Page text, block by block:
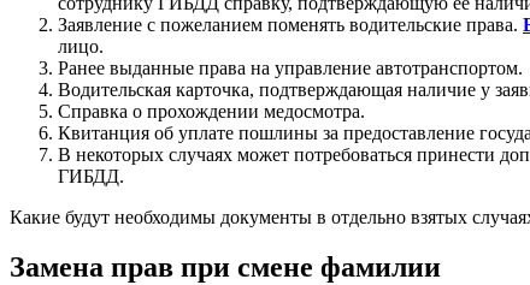
Заявление с пожеланием поменять водительские права.
лицо.
Ранее выданные права на управление автотранспортом.
Водительская карточка, подтверждающая наличие у
Справка о прохождении медосмотра.
Квитанция об уплате пошлины за предоставление
В некоторых случаях может потребоваться принести
ГИБДД.
Какие будут необходимы документы в отдельно взятых
Замена прав при смене фамилии